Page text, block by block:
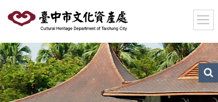
要
內
容
區
塊
文
化
資